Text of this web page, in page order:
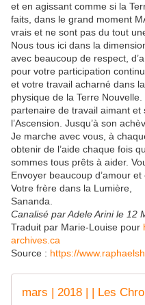
et en agissant comme si la
faits, dans le grand moment
vrais et ne sont pas du tout
Nous tous ici dans la
avec beaucoup de respect,
pour votre participation
et votre travail acharné dans
physique de la Terre
partenaire de travail aimant
l’Ascension. Jusqu’à son
Je marche avec vous, à
obtenir de l’aide chaque fois
sommes tous prêts à aider.
Envoyer beaucoup d’amour
Votre frère dans la Lumière,
Sananda.
Canalisé par Adele Arini le 12
Traduit par Marie-Louise pour
archives.ca
Source : https://